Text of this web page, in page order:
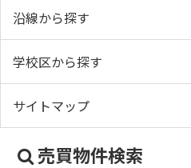
沿線から探す
学校区から探す
サイトマップ
売買物件検索